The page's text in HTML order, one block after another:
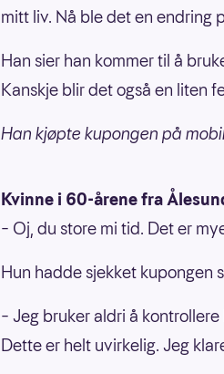
mitt liv. Nå ble det en endring
Han sier han kommer til å
Kanskje blir det også en liten
Han kjøpte kupongen på
Kvinne i 60-årene fra
– Oj, du store mi tid. Det er
Hun hadde sjekket kupongen
– Jeg bruker aldri å
Dette er helt uvirkelig. Jeg